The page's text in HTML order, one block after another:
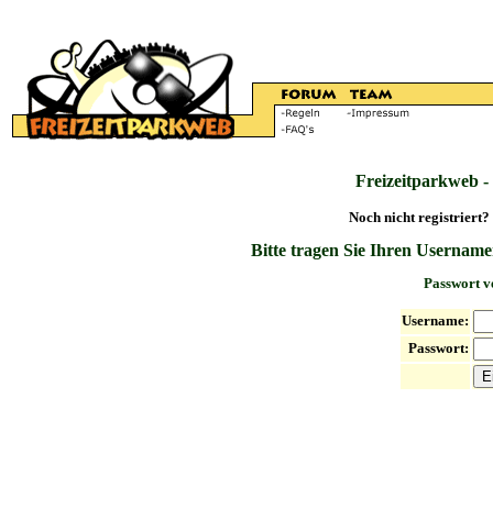
Freizeitparkweb
Noch nicht registriert?
Bitte tragen Sie Ihren
Passwort
Username:
Passwort: